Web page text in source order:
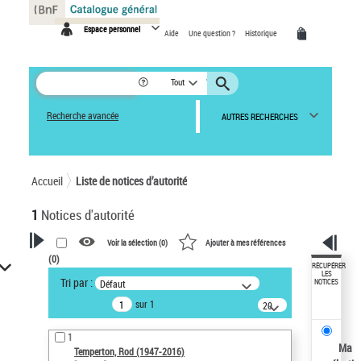
Espace personnel Aide Une question ? Historique
Tout
Recherche avancée AUTRES RECHERCHES
Accueil Liste de notices d’autorité
1 Notices d'autorité
VOTRE RECHERCHE
Recherche avancée dans les
notices d’autorité
Œuvres liées à l'auteur :
Temperton, Rod (1947-2016)
Voir la sélection (0) Ajouter à mes références
(0)
Tri par : Défaut
sur 1
20
résultats/page
1
Temperton, Rod (1947-2016)
RÉCUPÉRER
LES
NOTICES
Ma
Panneau de gestion des cookies